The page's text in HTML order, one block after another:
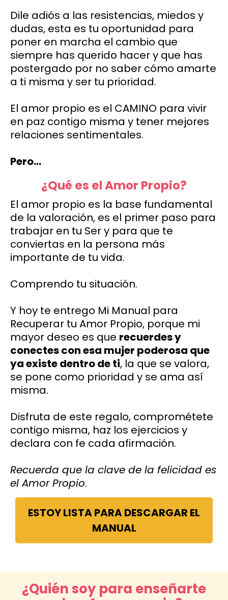
Dile adiós a las resistencias, miedos y
dudas, esta es tu oportunidad para
poner en marcha el cambio que
siempre has querido hacer y que has
postergado por no saber cómo amarte
a ti misma y ser tu prioridad.
El amor propio es el CAMINO para vivir
en paz contigo misma y tener mejores
relaciones sentimentales.
Pero…
¿Qué es el Amor Propio?
El amor propio es la base fundamental
de la valoración, es el primer paso para
trabajar en tu Ser y para que te
conviertas en la persona más
importante de tu vida.
Comprendo tu situación.
Y hoy te entrego Mi Manual para
Recuperar tu Amor Propio, porque mi
mayor deseo es que recuerdes y
conectes con esa mujer poderosa que
ya existe dentro de ti, la que se valora,
se pone como prioridad y se ama así
misma.
Disfruta de este regalo, comprométete
contigo misma, haz los ejercicios y
declara con fe cada afirmación.
Recuerda que la clave de la felicidad es
el Amor Propio.
ESTOY LISTA PARA DESCARGAR EL
MANUAL
¿Quién soy para enseñarte